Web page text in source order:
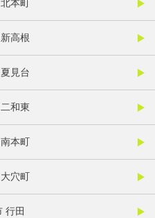
本町
高根
見台
和東
本町
穴町
行田